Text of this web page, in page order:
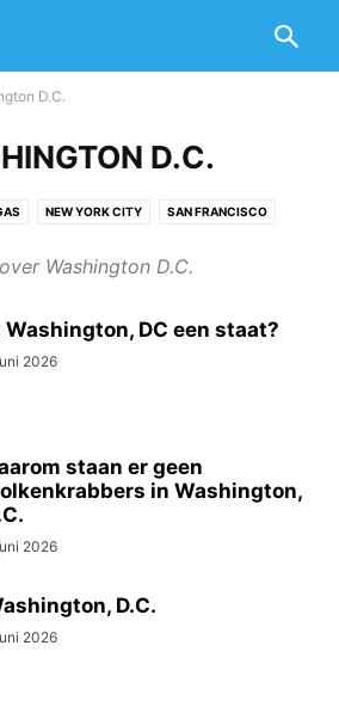
D.C.
D.C.
NEW YORK CITY SAN FRANCISCO
Washington D.C.
Washington, DC een staat?
2026
staan er geen
in Washington,
2026
D.C.
2026